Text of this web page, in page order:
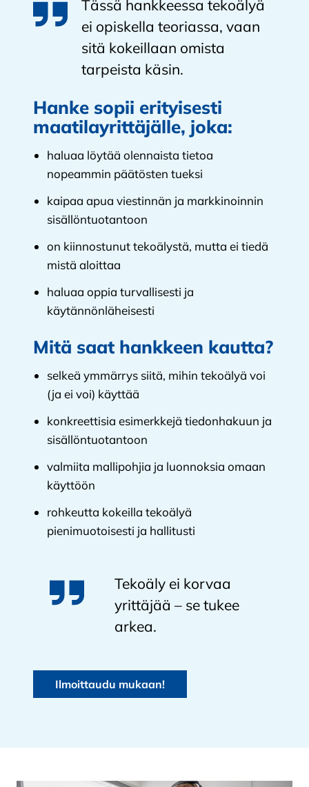
Tässä hankkeessa tekoälyä
ei opiskella teoriassa, vaan
sitä kokeillaan omista
tarpeista käsin.
Hanke sopii erityisesti
maatilayrittäjälle, joka:
haluaa löytää olennaista tietoa
nopeammin päätösten tueksi
kaipaa apua viestinnän ja markkinoinnin
sisällöntuotantoon
on kiinnostunut tekoälystä, mutta ei tiedä
mistä aloittaa
haluaa oppia turvallisesti ja
käytännönläheisesti
Mitä saat hankkeen kautta?
selkeä ymmärrys siitä, mihin tekoälyä voi
(ja ei voi) käyttää
konkreettisia esimerkkejä tiedonhakuun ja
sisällöntuotantoon
valmiita mallipohjia ja luonnoksia omaan
käyttöön
rohkeutta kokeilla tekoälyä
pienimuotoisesti ja hallitusti
Tekoäly ei korvaa
yrittäjää – se tukee
arkea.
Ilmoittaudu mukaan!